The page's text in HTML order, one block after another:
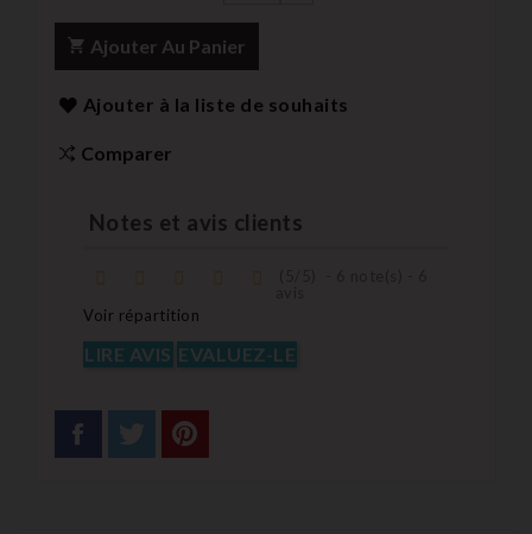
Ajouter Au Panier
Ajouter à la liste de souhaits
Comparer
Notes et avis clients
Voir répartition
LIRE AVIS EVALUEZ-LE